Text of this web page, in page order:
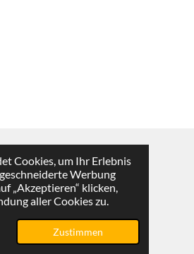
Cookies, um Ihr Erlebnis
Werbung
„Akzeptieren“ klicken,
aller Cookies zu.
Zustimmen